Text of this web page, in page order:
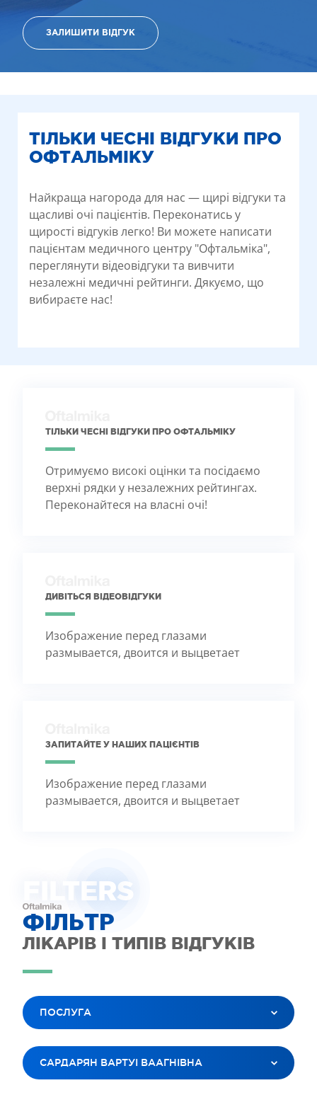
ЗАЛИШИТИ ВІДГУК
ТІЛЬКИ ЧЕСНІ ВІДГУКИ ПРО
ОФТАЛЬМІКУ
Найкраща нагорода для нас — щирі відгуки та
щасливі очі пацієнтів. Переконатись у
щирості відгуків легко! Ви можете написати
пацієнтам медичного центру "Офтальміка",
переглянути відеовідгуки та вивчити
незалежні медичні рейтинги. Дякуємо, що
вибираєте нас!
ТІЛЬКИ ЧЕСНІ ВІДГУКИ ПРО ОФТАЛЬМІКУ
Отримуємо високі оцінки та посідаємо
верхні рядки у незалежних рейтингах.
Переконайтеся на власні очі!
ДИВІТЬСЯ ВІДЕОВІДГУКИ
Изображение перед глазами
размывается, двоится и выцветает
ЗАПИТАЙТЕ У НАШИХ ПАЦІЄНТІВ
Изображение перед глазами
размывается, двоится и выцветает
FILTERS
ФІЛЬТР
ЛІКАРІВ І ТИПІВ ВІДГУКІВ
ПОСЛУГА
ВСІ ПОСЛУГИ
ЛАЗЕРНА КОРЕКЦІЯ ЗОРУ
САРДАРЯН ВАРТУІ ВААГНІВНА